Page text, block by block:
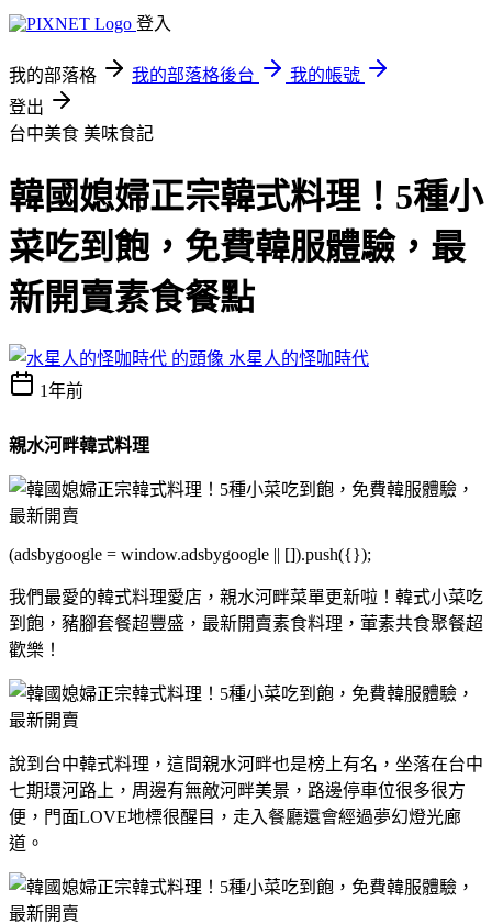
登入
我的部落格 我的部落格後台
我的帳號
登出
台中美食 美味食記
韓國媳婦正宗韓式料理！5種小
菜吃到飽，免費韓服體驗，最
新開賣素食餐點
水星人的怪咖時代
1年前
親水河畔韓式料理
(adsbygoogle = window.adsbygoogle || []).push({});
我們最愛的韓式料理愛店，親水河畔菜單更新啦！韓式小菜吃
到飽，豬腳套餐超豐盛，最新開賣素食料理，葷素共食聚餐超
歡樂！
說到台中韓式料理，這間親水河畔也是榜上有名，坐落在台中
七期環河路上，周邊有無敵河畔美景，路邊停車位很多很方
便，門面LOVE地標很醒目，走入餐廳還會經過夢幻燈光廊
道。